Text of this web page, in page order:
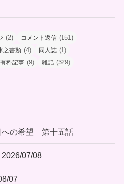
(2) コメント返信 (151)
之書類 (4) 同人誌 (1)
有料記事 (9) 雑記 (329)
への希望 第十五話
07/08
07